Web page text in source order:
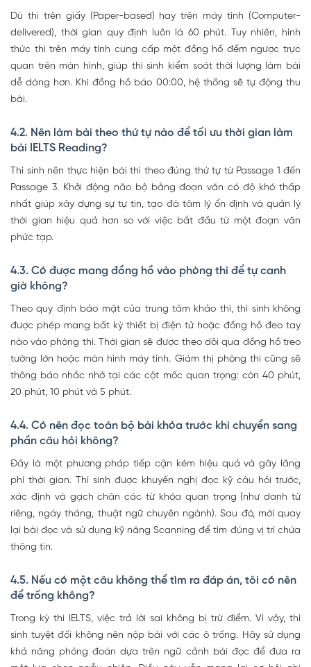
Dù thi trên giấy (Paper-based) hay trên máy tính (Computer-
delivered), thời gian quy định luôn là 60 phút. Tuy nhiên, hình
thức thi trên máy tính cung cấp một đồng hồ đếm ngược trực
quan trên màn hình, giúp thí sinh kiểm soát thời lượng làm bài
dễ dàng hơn. Khi đồng hồ báo 00:00, hệ thống sẽ tự động thu
bài.
4.2. Nên làm bài theo thứ tự nào để tối ưu thời gian làm
bài IELTS Reading?
Thí sinh nên thực hiện bài thi theo đúng thứ tự từ Passage 1 đến
Passage 3. Khởi động não bộ bằng đoạn văn có độ khó thấp
nhất giúp xây dựng sự tự tin, tạo đà tâm lý ổn định và quản lý
thời gian hiệu quả hơn so với việc bắt đầu từ một đoạn văn
phức tạp.
4.3. Có được mang đồng hồ vào phòng thi để tự canh
giờ không?
Theo quy định bảo mật của trung tâm khảo thí, thí sinh không
được phép mang bất kỳ thiết bị điện tử hoặc đồng hồ đeo tay
nào vào phòng thi. Thời gian sẽ được theo dõi qua đồng hồ treo
tường lớn hoặc màn hình máy tính. Giám thị phòng thi cũng sẽ
thông báo nhắc nhở tại các cột mốc quan trọng: còn 40 phút,
20 phút, 10 phút và 5 phút.
4.4. Có nên đọc toàn bộ bài khóa trước khi chuyển sang
phần câu hỏi không?
Đây là một phương pháp tiếp cận kém hiệu quả và gây lãng
phí thời gian. Thí sinh được khuyến nghị đọc kỹ câu hỏi trước,
xác định và gạch chân các từ khóa quan trọng (như danh từ
riêng, ngày tháng, thuật ngữ chuyên ngành). Sau đó, mới quay
lại bài đọc và sử dụng kỹ năng Scanning để tìm đúng vị trí chứa
thông tin.
4.5. Nếu có một câu không thể tìm ra đáp án, tôi có nên
để trống không?
Trong kỳ thi IELTS, việc trả lời sai không bị trừ điểm. Vì vậy, thí
sinh tuyệt đối không nên nộp bài với các ô trống. Hãy sử dụng
khả năng phỏng đoán dựa trên ngữ cảnh bài đọc để đưa ra